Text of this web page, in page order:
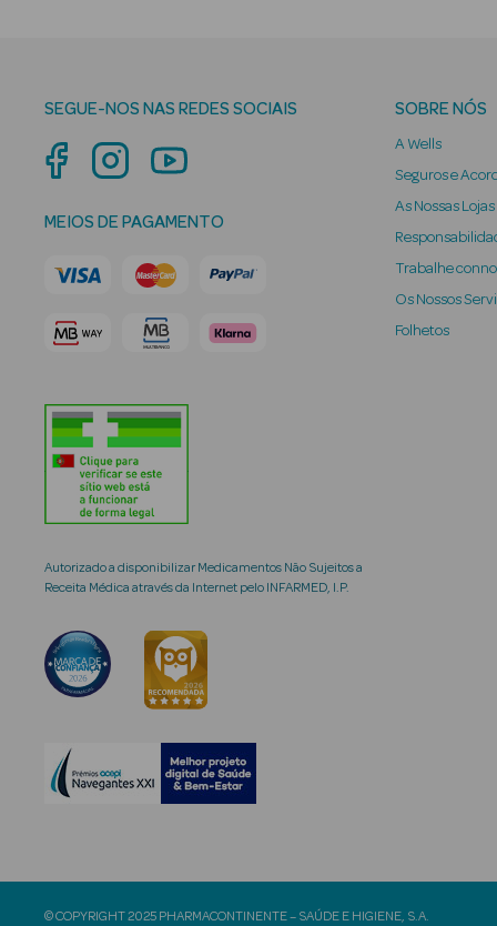
SEGUE-NOS NAS REDES SOCIAIS
MEIOS DE PAGAMENTO
Autorizado a disponibilizar Medicamentos Não Sujeitos a
Receita Médica através da Internet pelo INFARMED, I.P.
SOBRE NÓS
A Wells
Seguros e
As Nossas Lojas
Trabalhe
Os Nossos
Folhetos
© COPYRIGHT 2025 PHARMACONTINENTE – SAÚDE E HIGIENE, S.A.